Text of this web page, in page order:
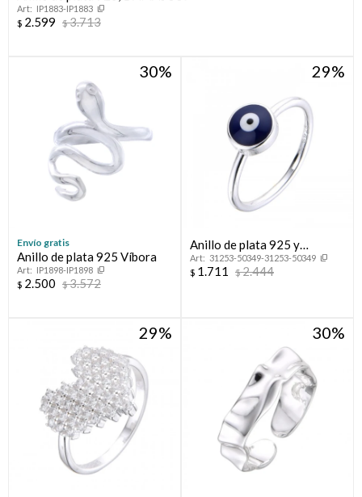
IP1883-IP1883
$ 2.599 $3.713
30
Envío gratis
Anillo de plata 925 Víbora
IP1898-IP1898
$ 2.500 $3.572
29
Anillo de plata 925 y
esmalte, OJO TURCO.
31253-50349-31253-50349
$ 1.711 $2.444
29 30